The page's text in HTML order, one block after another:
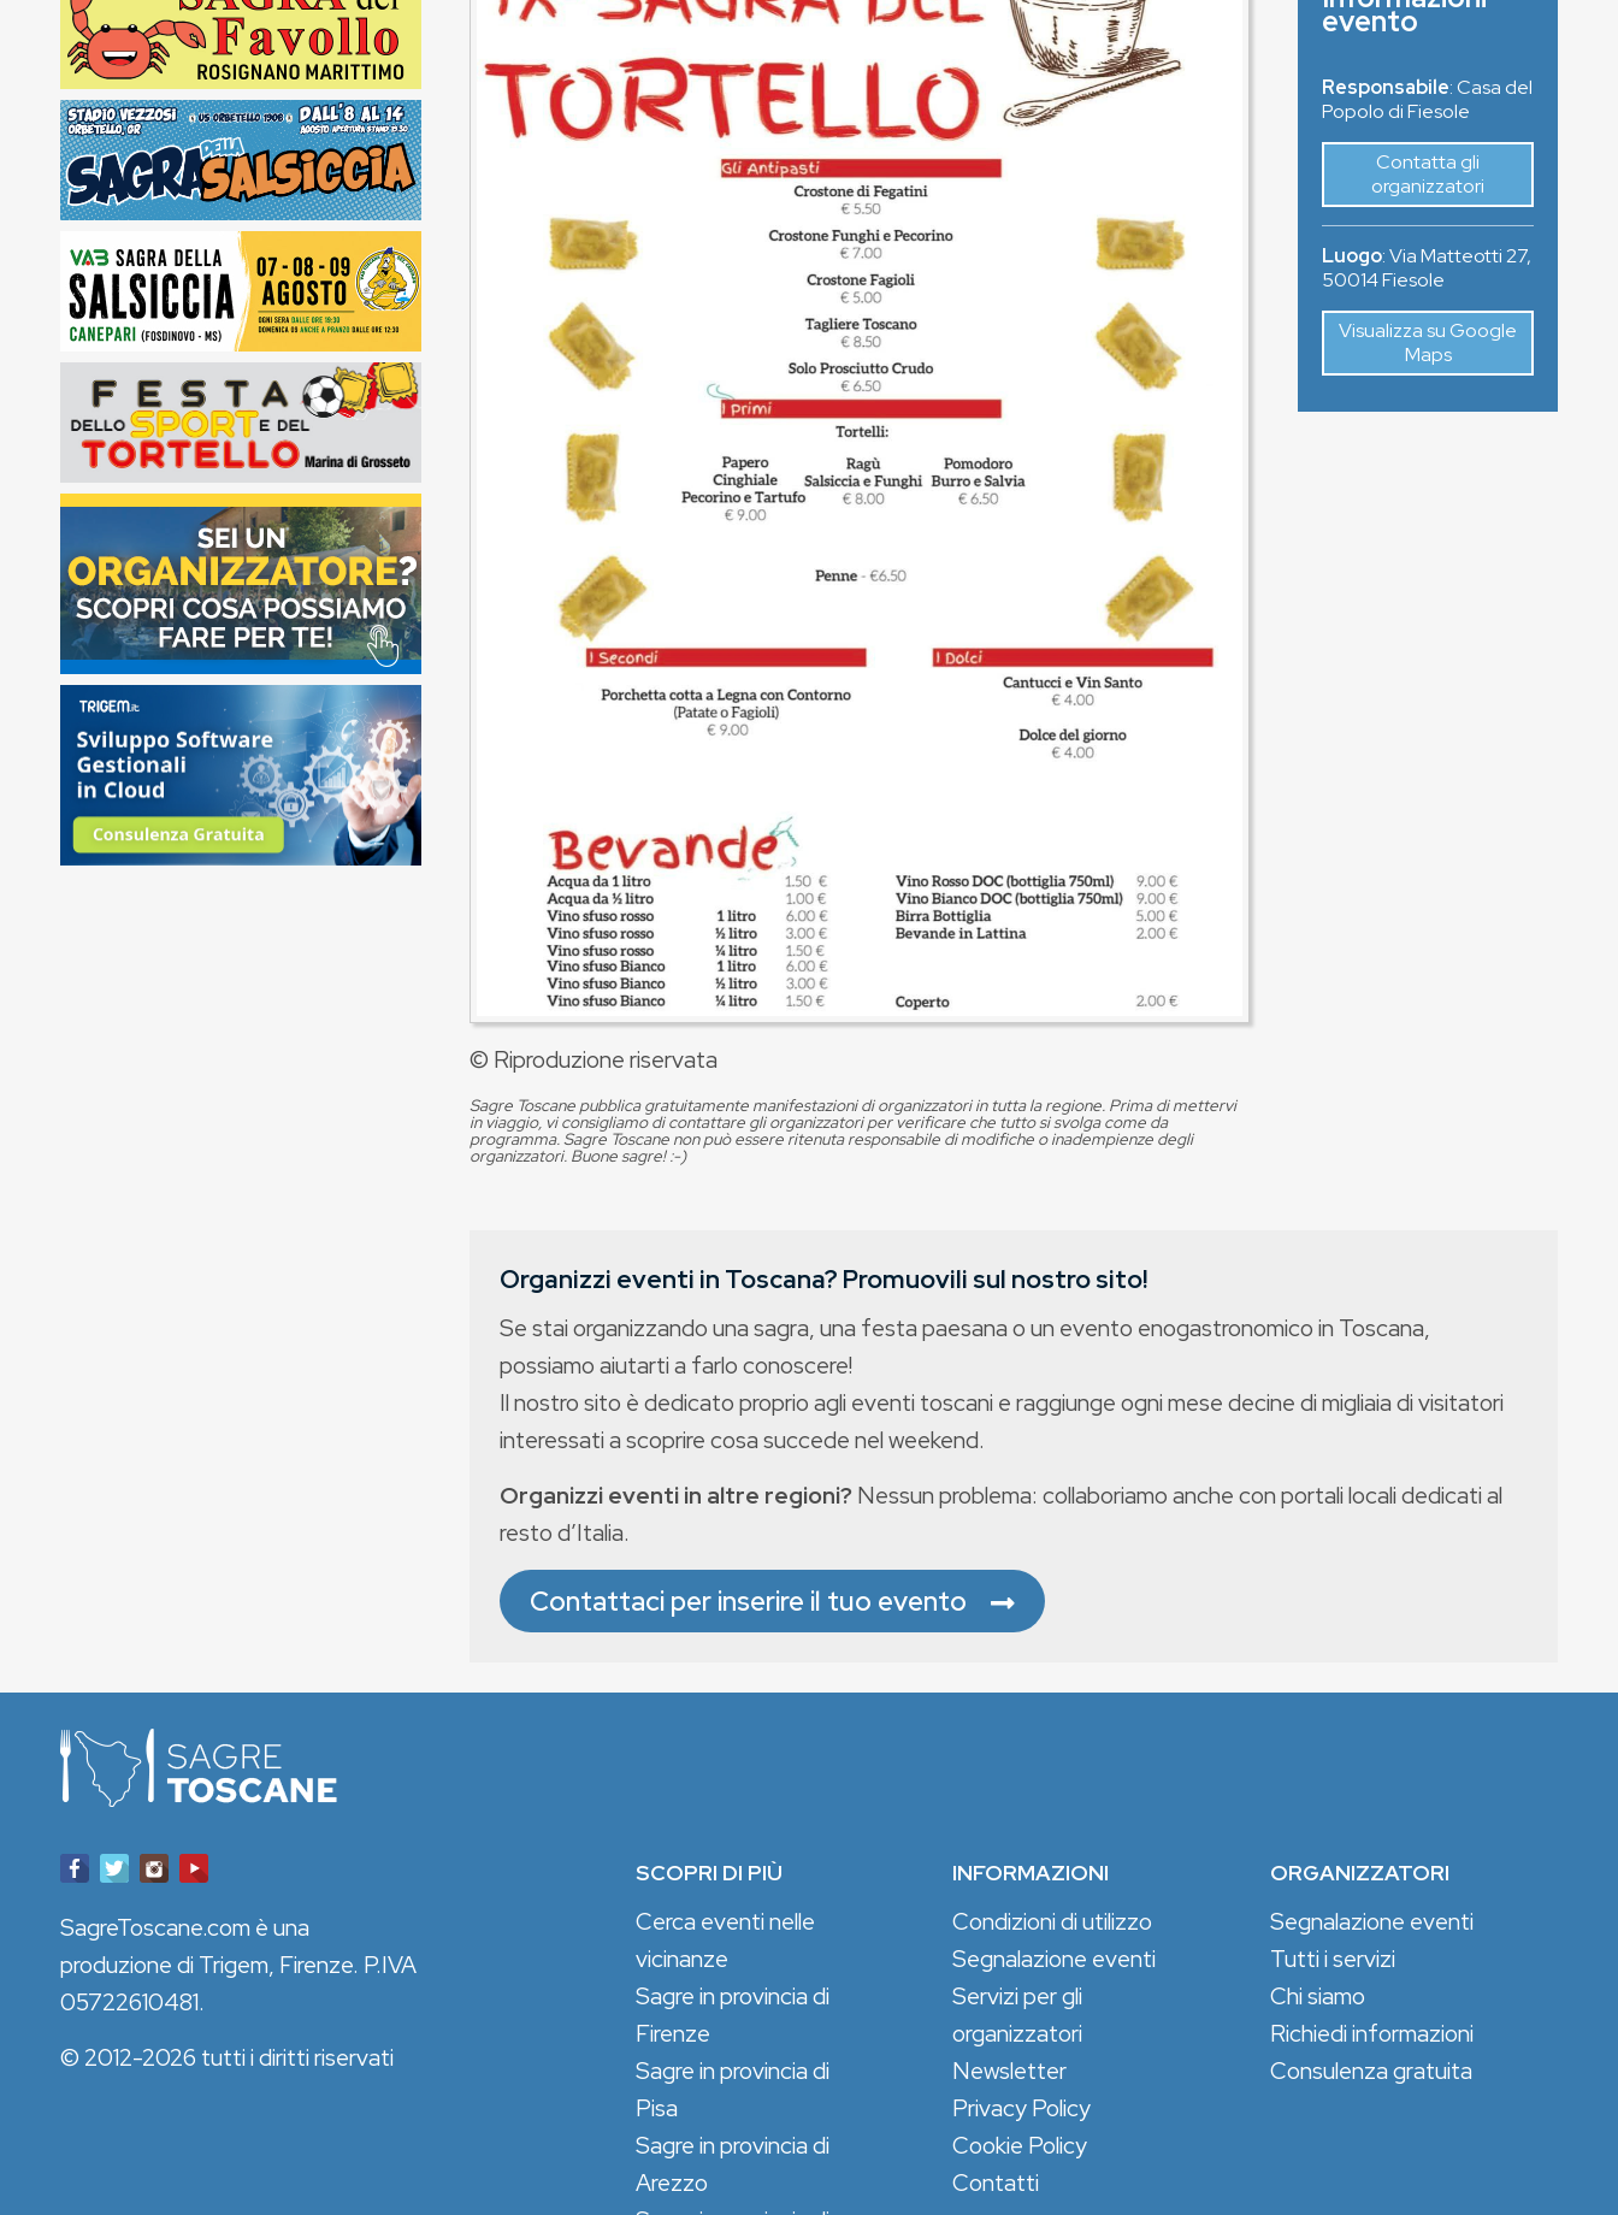
© Riproduzione riservata
Sagre Toscane pubblica gratuitamente manifestazioni di organizzatori in tutta la regione. Prima di mettervi
in viaggio, vi consigliamo di contattare gli organizzatori per verificare che tutto si svolga come da
programma. Sagre Toscane non può essere ritenuta responsabile di modifiche o inadempienze degli
organizzatori. Buone sagre! :-)
evento
Responsabile: Casa del
Popolo di Fiesole
Contatta gli
organizzatori
Luogo:Via Matteotti 27,
50014Fiesole
Visualizza su Google
Maps
Organizzi eventi in Toscana? Promuovili sul nostro sito!
Se stai organizzando una sagra, una festa paesana o un evento enogastronomico in Toscana,
possiamo aiutarti a farlo conoscere!
Il nostro sito è dedicato proprio agli eventi toscani e raggiunge ogni mese decine di migliaia di visitatori
interessati a scoprire cosa succede nel weekend.
Organizzi eventi in altre regioni? Nessun problema: collaboriamo anche con portali locali dedicati al
resto d’Italia.
Contattaci per inserire il tuo evento
SCOPRI DI PIÙ
Cerca eventi nelle
vicinanze
Sagre in provincia di
Firenze
Sagre in provincia di
Pisa
Sagre in provincia di
Arezzo
INFORMAZIONI
Condizioni di utilizzo
Segnalazione eventi
Servizi per gli
organizzatori
Newsletter
Privacy Policy
Cookie Policy
Contatti
ORGANIZZATORI
Segnalazione eventi
Tutti i servizi
Chi siamo
Richiedi informazioni
Consulenza gratuita
SagreToscane.com è una
produzione di Trigem, Firenze. P.IVA
05722610481.
© 2012-2026 tutti i diritti riservati